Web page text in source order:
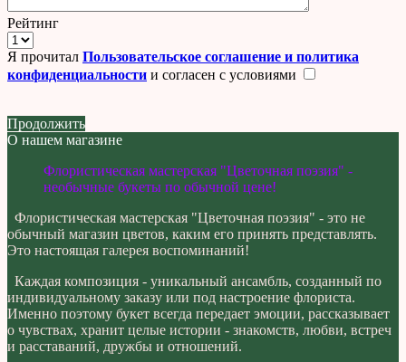
Рейтинг
Я прочитал Пользовательское соглашение и политика
конфиденциальности и согласен с условиями
Продолжить
О нашем магазине
Флористическая мастерская "Цветочная поэзия" -
необычные букеты по обычной цене!
Флористическая мастерская "Цветочная поэзия" - это не
обычный магазин цветов, каким его принять представлять.
Это настоящая галерея воспоминаний!
Каждая композиция - уникальный ансамбль, созданный по
индивидуальному заказу или под настроение флориста.
Именно поэтому букет всегда передает эмоции, рассказывает
о чувствах, хранит целые истории - знакомств, любви, встреч
и расставаний, дружбы и отношений.